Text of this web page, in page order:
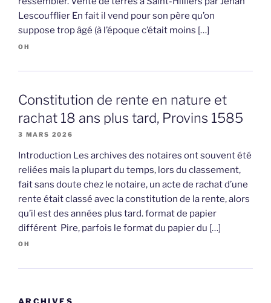
Lescoufflier En fait il vend pour son père qu’on
suppose trop âgé (à l’époque c’était moins […]
OH
Constitution de rente en nature et
rachat 18 ans plus tard, Provins 1585
3 MARS 2026
Introduction Les archives des notaires ont souvent été
reliées mais la plupart du temps, lors du classement,
fait sans doute chez le notaire, un acte de rachat d’une
rente était classé avec la constitution de la rente, alors
qu’il est des années plus tard. format de papier
différent Pire, parfois le format du papier du […]
OH